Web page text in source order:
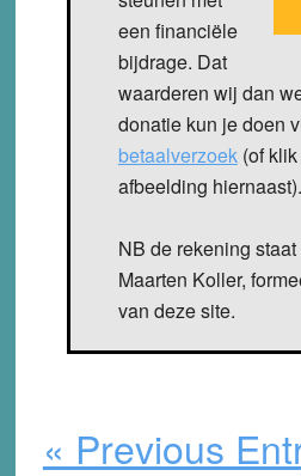
een financiële
bijdrage. Dat
waarderen wij dan
donatie kun je doen
betaalverzoek(of klik
afbeelding hiernaast).
NB de rekening
Maarten Koller,
van deze site.
« Previous